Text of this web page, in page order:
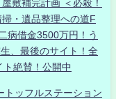
敷補完計画 ＜必殺！
・遺品整理への道F
病借金3500万円！う
、最後のサイト！全
絶賛！公開中
トッフルステーション